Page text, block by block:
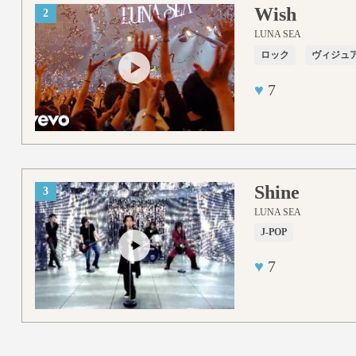
2 Wish
LUNA SEA
ロック
ヴィジュ
♥ 7
3 Shine
LUNA SEA
J-POP
♥ 7